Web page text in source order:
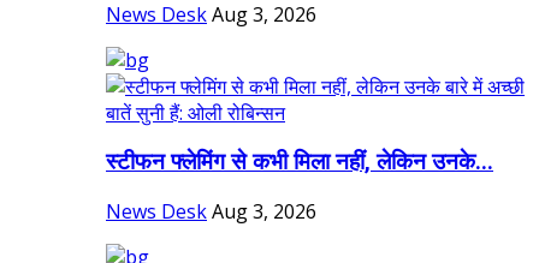
News DeskAug 3, 2026
स्टीफन फ्लेमिंग से कभी मिला नहीं, लेकिन उनके...
News DeskAug 3, 2026